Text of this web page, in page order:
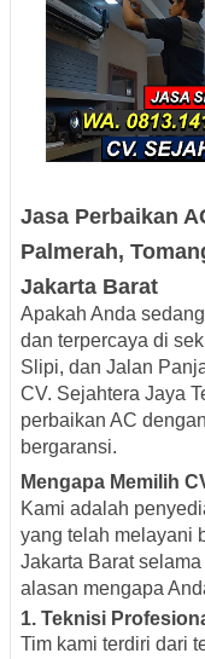
Jasa Perbaikan
Palmerah,
Jakarta Barat
Apakah Anda
dan terpercaya di
Slipi, dan Jalan
CV. Sejahtera Jaya
perbaikan AC
bergaransi.
Mengapa Memilih
Kami adalah
yang telah melayani
Jakarta Barat
alasan mengapa
1. Teknisi
Tim kami terdiri dari